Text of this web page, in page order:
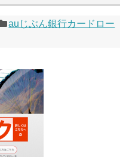
auじぶん銀行カードロー